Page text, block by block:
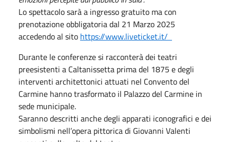
Lo spettacolo sarà a ingresso gratuito ma con
prenotazione obbligatoria dal 21 Marzo 2025
accedendo al sito https://www.liveticket.it/
Durante le conferenze si racconterà dei teatri
preesistenti a Caltanissetta prima del 1875 e degli
interventi architettonici attuati nel Convento del
Carmine hanno trasformato il Palazzo del Carmine in
sede municipale.
Saranno descritti anche degli apparati iconografici e dei
simbolismi nell’opera pittorica di Giovanni Valenti